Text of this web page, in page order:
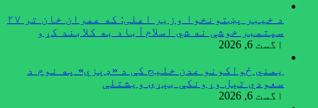
د خیبر پښتونخوا وزیر اعلی: که عمران خان تر ۲۷
سپتمبر خوشې نه شي اسلام‌آباد به کلابند کړو
اگست 6, 2026
یمني ځواکونو عدن خلیج کې د «ډېزي» په نوم د
سعودي تېل وړونکې بېړۍ ویشتلې
اگست 6, 2026